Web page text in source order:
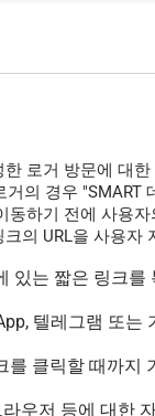
로거 방문에 대
거의 경우
동하기 전에 사용
의 URL을 사용자
있는 짧은 링크를
텔레그램 또는
를 클릭할 때까지
라우저 등에 대한